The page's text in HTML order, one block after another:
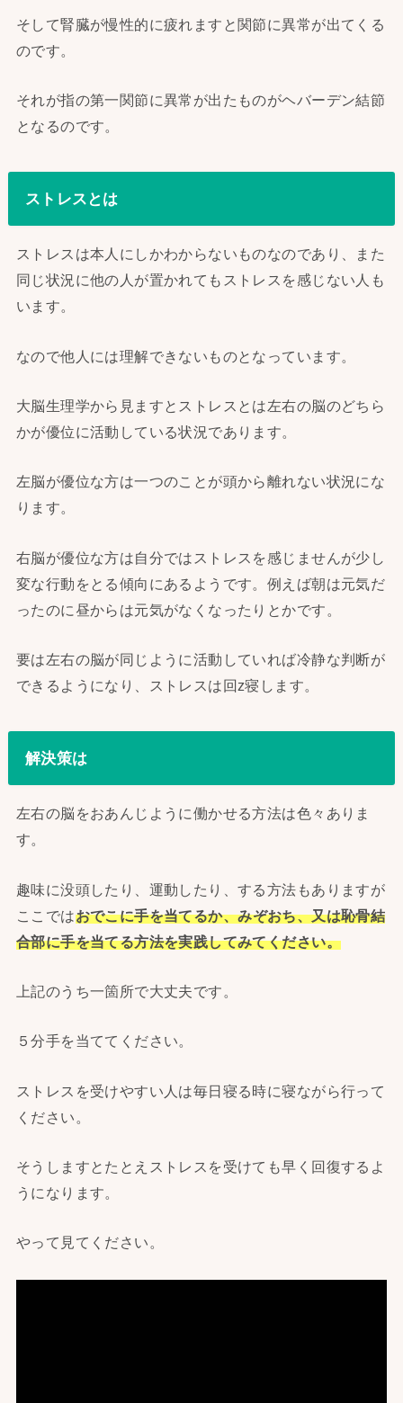
そして腎臓が慢性的に疲れますと関節に異常が出てくる
のです。
それが指の第一関節に異常が出たものがヘバーデン結節
となるのです。
ストレスとは
ストレスは本人にしかわからないものなのであり、また
同じ状況に他の人が置かれてもストレスを感じない人も
います。
なので他人には理解できないものとなっています。
大脳生理学から見ますとストレスとは左右の脳のどちら
かが優位に活動している状況であります。
左脳が優位な方は一つのことが頭から離れない状況にな
ります。
右脳が優位な方は自分ではストレスを感じませんが少し
変な行動をとる傾向にあるようです。例えば朝は元気だ
ったのに昼からは元気がなくなったりとかです。
要は左右の脳が同じように活動していれば冷静な判断が
できるようになり、ストレスは回z寝します。
解決策は
左右の脳をおあんじように働かせる方法は色々ありま
す。
趣味に没頭したり、運動したり、する方法もありますが
ここではおでこに手を当てるか、みぞおち、又は恥骨結
合部に手を当てる方法を実践してみてください。
上記のうち一箇所で大丈夫です。
５分手を当ててください。
ストレスを受けやすい人は毎日寝る時に寝ながら行って
ください。
そうしますとたとえストレスを受けても早く回復するよ
うになります。
やって見てください。